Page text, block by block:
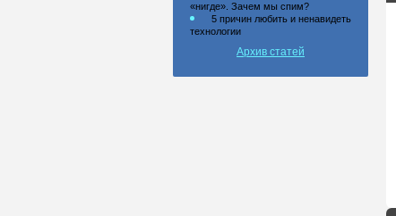
«нигде». Зачем мы спим?
5 причин любить и ненавидеть
технологии
Архив статей